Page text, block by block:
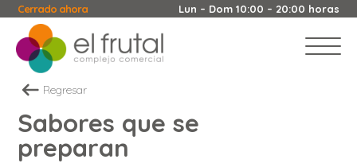
Cerrado ahora Lun – Dom 10:00 – 20:00 horas
Regresar
Sabores que se
preparan